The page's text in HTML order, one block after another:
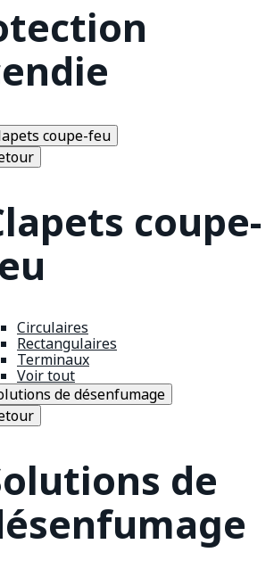
coupe-feu
coupe-
Circulaires
Rectangulaires
Terminaux
Voir tout
de désenfumage
de